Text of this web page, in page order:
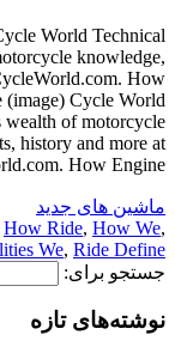
World Technical
knowledge,
How
Cycle World
wealth of motorcycle
history and more at
How Engine […]
ماشین های جدید
How Ride, How We,
We, Ride Define
جستجو برای:
نوشته‌های تازه